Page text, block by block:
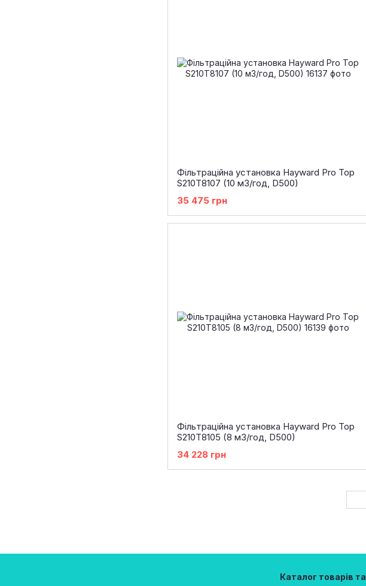
Фільтраційна установка Hayward Pro Top
S210T8107 (10 м3/год, D500)
35 475 грн
Фільтраційна установка Hayward Pro Top
S210T8105 (8 м3/год, D500)
34 228 грн
Каталог товарів та